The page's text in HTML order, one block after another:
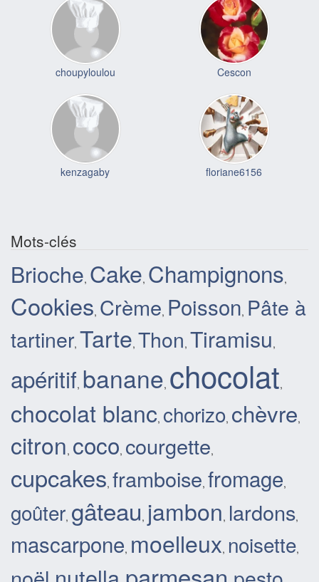
choupyloulou Cescon
kenzagaby floriane6156
Mots-clés
Brioche, Cake, Champignons,
Cookies, Crème, Poisson, Pâte à
tartiner, Tarte, Thon, Tiramisu,
apéritif, banane, chocolat,
chocolat blanc, chorizo, chèvre,
citron, coco, courgette,
cupcakes, framboise, fromage,
goûter, gâteau, jambon, lardons,
mascarpone, moelleux, noisette,